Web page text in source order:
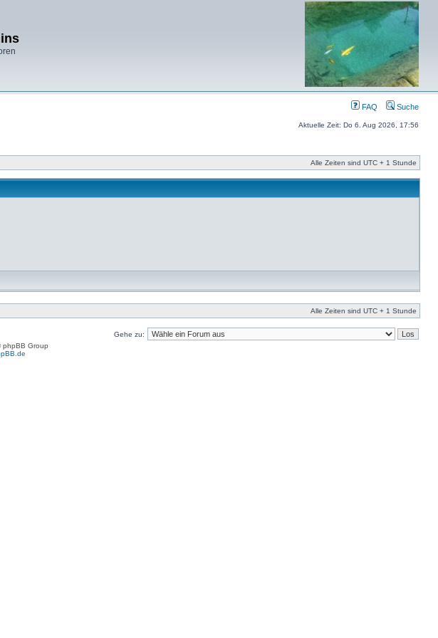
FAQ Suche
Aktuelle Zeit: Do 6. Aug 2026, 17:56
Alle Zeiten sind UTC + 1 Stunde
Alle Zeiten sind UTC + 1 Stunde
Gehe zu:
phpBB Group